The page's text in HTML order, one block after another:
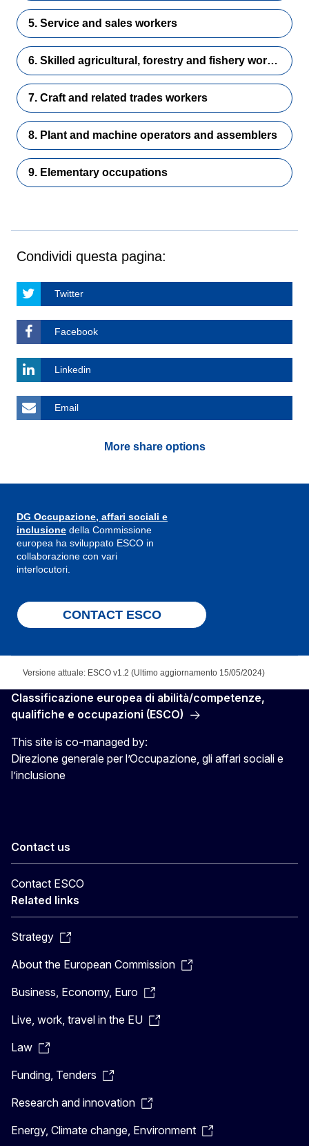
5. Service and sales workers
6. Skilled agricultural, forestry and fishery workers
7. Craft and related trades workers
8. Plant and machine operators and assemblers
9. Elementary occupations
Condividi questa pagina:
Twitter
Facebook
Linkedin
Email
More share options
DG Occupazione, affari sociali e
inclusione della Commissione
europea ha sviluppato ESCO in
collaborazione con vari
interlocutori.
CONTACT ESCO
Versione attuale: ESCO v1.2 (Ultimo aggiornamento 15/05/2024)
Classificazione europea di abilità/competenze,
qualifiche e occupazioni (ESCO)
This site is co-managed by:
Direzione generale per l’Occupazione, gli affari sociali e
l’inclusione
Contact us
Contact ESCO
Related links
Strategy
About the European Commission
Business, Economy, Euro
Live, work, travel in the EU
Law
Funding, Tenders
Research and innovation
Energy, Climate change, Environment